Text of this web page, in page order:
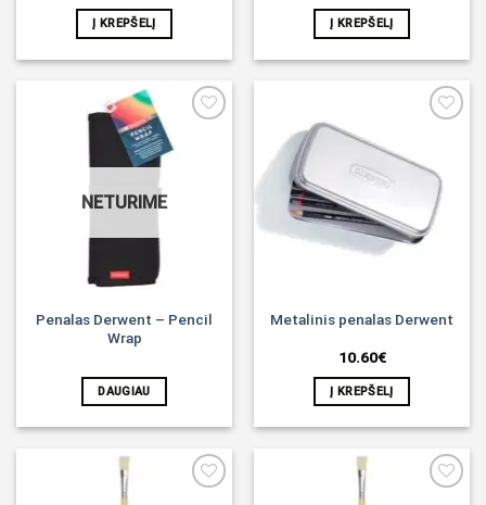
Į KREPŠELĮ Į KREPŠELĮ
NETURIME
Penalas Derwent – Pencil
Wrap
DAUGIAU
Noriu!
Metalinis penalas Derwent
10.60€
Į KREPŠELĮ